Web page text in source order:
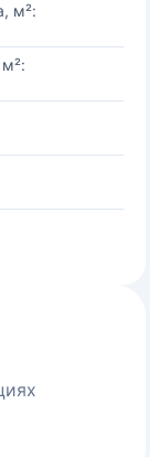
м²: